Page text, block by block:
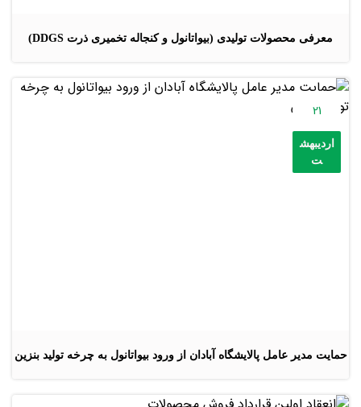
معرفی محصولات تولیدی (بیواتانول و کنجاله تخمیری ذرت DDGS)
حمایت مدیر عامل پالایشگاه آبادان از ورود بیواتانول به چرخه تولید بنزین
21
اردیبهش
ت